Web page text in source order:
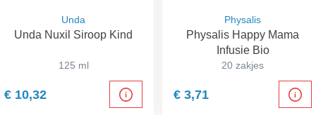
Unda
Unda Nuxil Siroop Kind
125 ml
€ 10,32
Physalis
Physalis Happy Mama
Infusie Bio
20 zakjes
€ 3,71